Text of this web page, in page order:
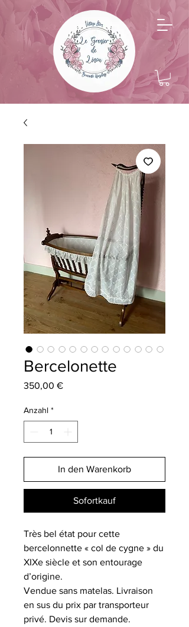
Bercelonette
350,00 €Preis
Anzahl *
In den Warenkorb
Sofortkauf
Très bel état pour cette
bercelonnette « col de cygne » du
XIXe siècle et son entourage
d’origine.
Vendue sans matelas. Livraison
en sus du prix par transporteur
privé. Devis sur demande.